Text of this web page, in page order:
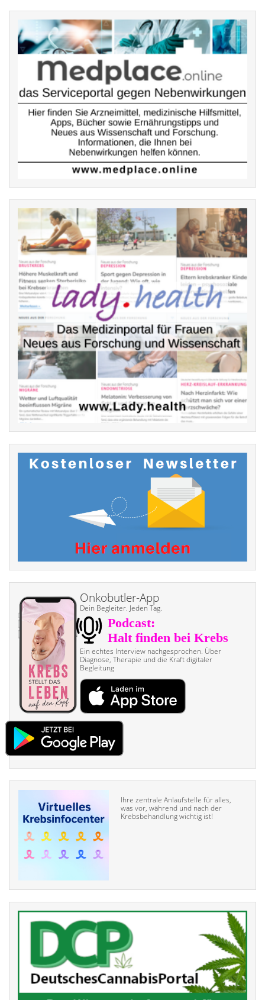
Onkobutler-App
Dein Begleiter. Jeden Tag.
Ein echtes Interview nach­gesprochen. Über
Diagnose, Therapie und die Kraft digitaler
Begleitung
Ihre zentrale Anlaufstelle für alles,
was vor, während und nach der
Krebsbehandlung wichtig ist!